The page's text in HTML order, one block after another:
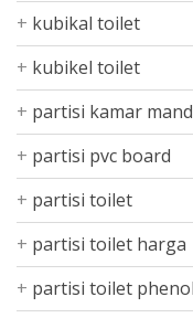
kubikal toilet
kubikel toilet
partisi kamar
partisi pvc board
partisi toilet
partisi toilet harga
partisi toilet